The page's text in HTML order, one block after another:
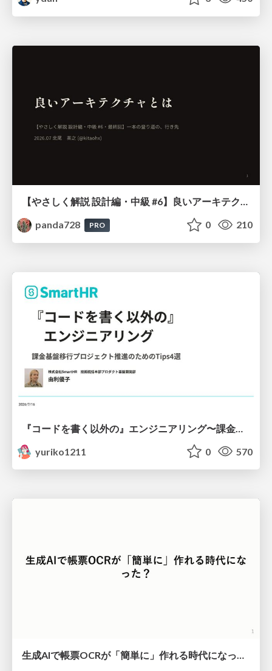
【やさしく解説 設計編・中級 #6】良いアーキテクチャとは ～ 一本の登り道の、行き先 ～
panda728
PRO 0 210
yuriko1211
0 570
生成AIで帳票OCRが「簡単に」作れる時代になった？